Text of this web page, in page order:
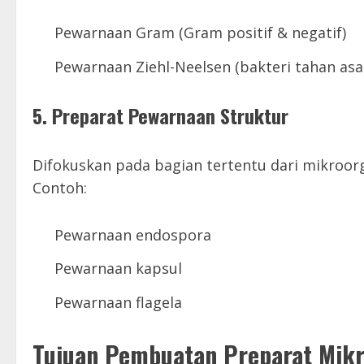
Pewarnaan Gram (Gram positif & negatif)
Pewarnaan Ziehl-Neelsen (bakteri tahan
5. Preparat Pewarnaan Struktur
Difokuskan pada bagian tertentu dari
Contoh:
Pewarnaan endospora
Pewarnaan kapsul
Pewarnaan flagela
Tujuan Pembuatan Preparat